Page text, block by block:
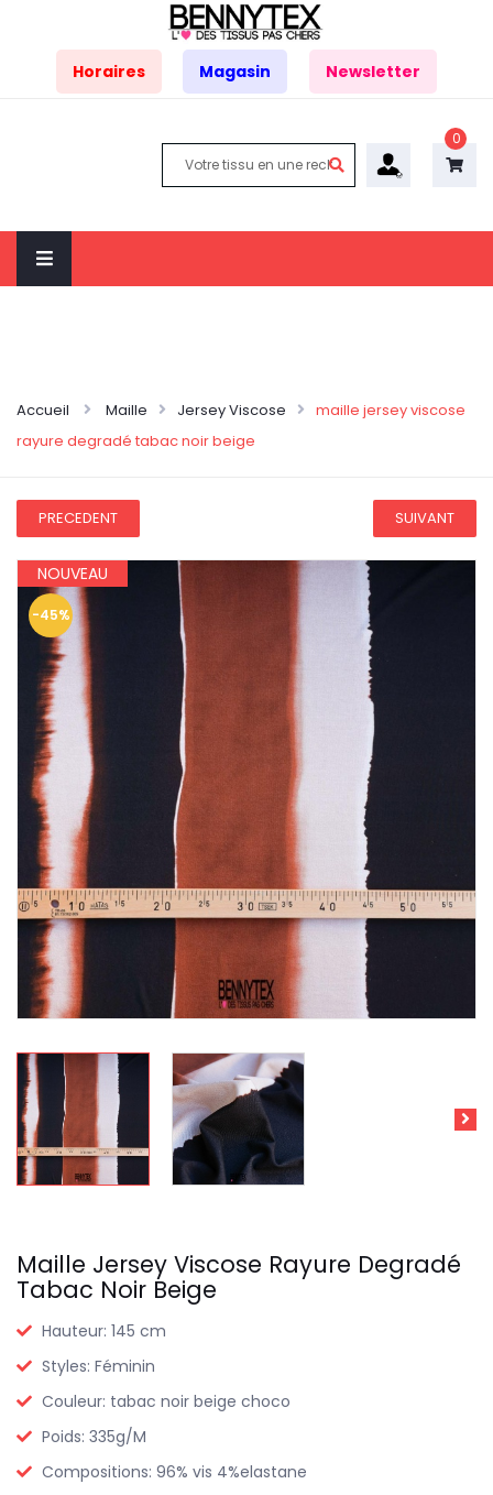
Horaires Magasin Newsletter
0
Accueil Maille Jersey Viscose
maille jersey viscose
rayure degradé tabac noir beige
PRECEDENT SUIVANT
-45%
NOUVEAU
Maille Jersey Viscose Rayure Degradé
Tabac Noir Beige
Hauteur: 145 cm
Styles: Féminin
Couleur: tabac noir beige choco
Poids: 335g/M
Compositions: 96% vis 4%elastane